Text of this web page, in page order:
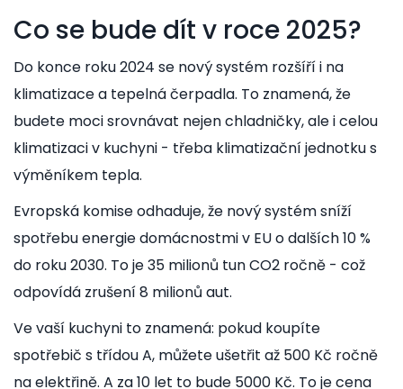
Co se bude dít v roce 2025?
Do konce roku 2024 se nový systém rozšíří i na
klimatizace a tepelná čerpadla. To znamená, že
budete moci srovnávat nejen chladničky, ale i celou
klimatizaci v kuchyni - třeba klimatizační jednotku s
výměníkem tepla.
Evropská komise odhaduje, že nový systém sníží
spotřebu energie domácnostmi v EU o dalších 10 %
do roku 2030. To je 35 milionů tun CO2 ročně - což
odpovídá zrušení 8 milionů aut.
Ve vaší kuchyni to znamená: pokud koupíte
spotřebič s třídou A, můžete ušetřit až 500 Kč ročně
na elektřině. A za 10 let to bude 5000 Kč. To je cena